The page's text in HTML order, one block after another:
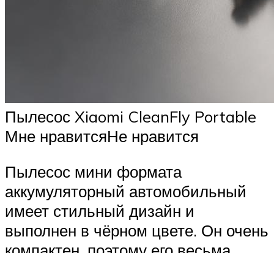
Пылесос Xiaomi CleanFly Portable
Мне нравитсяНе нравится
Пылесос мини формата
аккумуляторный автомобильный
имеет стильный дизайн и
выполнен в чёрном цвете. Он очень